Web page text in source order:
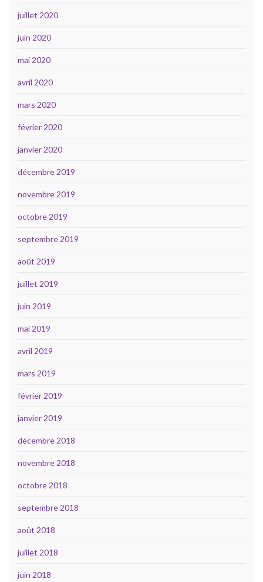
juillet 2020
juin 2020
mai 2020
avril 2020
mars 2020
février 2020
janvier 2020
décembre 2019
novembre 2019
octobre 2019
septembre 2019
août 2019
juillet 2019
juin 2019
mai 2019
avril 2019
mars 2019
février 2019
janvier 2019
décembre 2018
novembre 2018
octobre 2018
septembre 2018
août 2018
juillet 2018
juin 2018